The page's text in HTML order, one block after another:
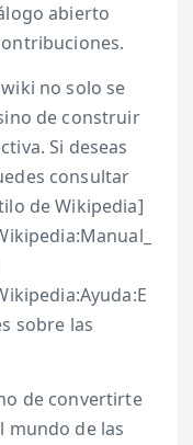
abierto
no solo se
de construir
Si deseas
consultar
de Wikipedia]
sobre las
de convertirte
mundo de las